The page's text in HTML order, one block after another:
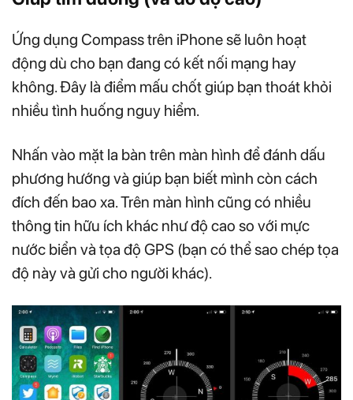
Ứng dụng Compass trên iPhone sẽ luôn hoạt
động dù cho bạn đang có kết nối mạng hay
không. Đây là điểm mấu chốt giúp bạn thoát khỏi
nhiều tình huống nguy hiểm.
Nhấn vào mặt la bàn trên màn hình để đánh dấu
phương hướng và giúp bạn biết mình còn cách
đích đến bao xa. Trên màn hình cũng có nhiều
thông tin hữu ích khác như độ cao so với mực
nước biển và tọa độ GPS (bạn có thể sao chép tọa
độ này và gửi cho người khác).